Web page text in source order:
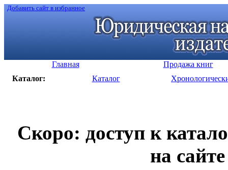
Добавить сайт в избранное
Главная
Продажа книг
Каталог:
Каталог
Скоро: доступ к
на